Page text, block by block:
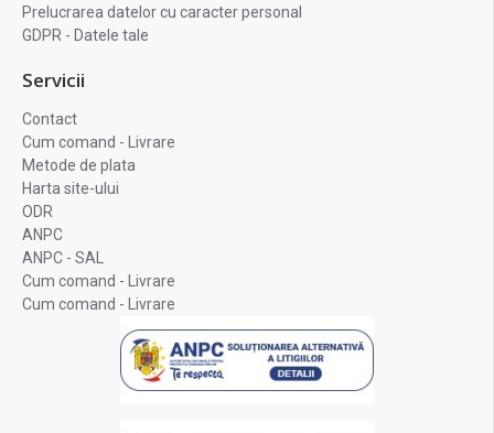
Prelucrarea datelor cu caracter personal
GDPR - Datele tale
Servicii
Contact
Cum comand - Livrare
Metode de plata
Harta site-ului
ODR
ANPC
ANPC - SAL
Cum comand - Livrare
Cum comand - Livrare